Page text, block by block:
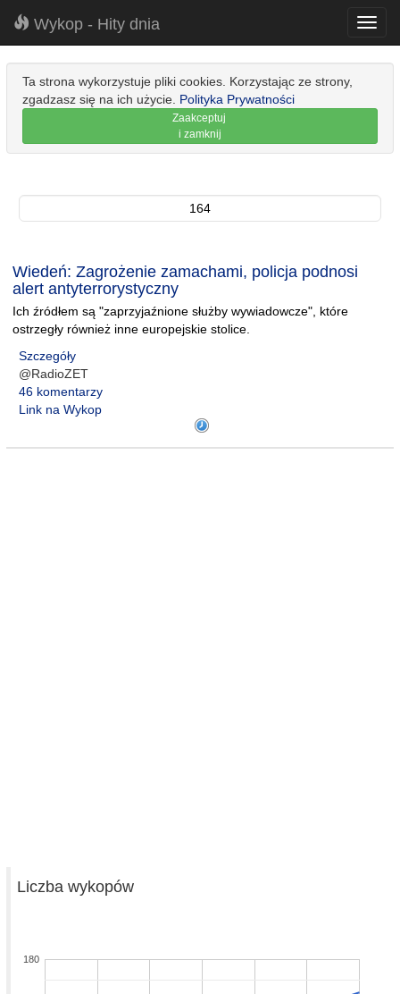
Wykop - Hity dnia
Ta strona wykorzystuje pliki cookies. Korzystając ze strony,
zgadzasz się na ich użycie. Polityka Prywatności
Zaakceptuj
i zamknij
164
Wiedeń: Zagrożenie zamachami, policja podnosi
alert antyterrorystyczny
Ich źródłem są "zaprzyjaźnione służby wywiadowcze", które
ostrzegły również inne europejskie stolice.
Szczegóły
@RadioZET
46 komentarzy
Link na Wykop
Liczba wykopów
180